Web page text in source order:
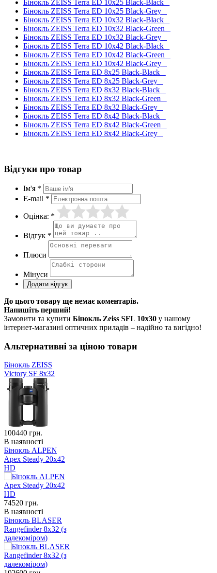
Бінокль ZEISS Terra ED 10x25 Black-Black
Бінокль ZEISS Terra ED 10x25 Black-Grey
Бінокль ZEISS Terra ED 10x32 Black-Black
Бінокль ZEISS Terra ED 10x32 Black-Green
Бінокль ZEISS Terra ED 10x32 Black-Grey
Бінокль ZEISS Terra ED 10x42 Black-Black
Бінокль ZEISS Terra ED 10x42 Black-Green
Бінокль ZEISS Terra ED 10x42 Black-Grey
Бінокль ZEISS Terra ED 8x25 Black-Black
Бінокль ZEISS Terra ED 8x25 Black-Grey
Бінокль ZEISS Terra ED 8x32 Black-Black
Бінокль ZEISS Terra ED 8x32 Black-Green
Бінокль ZEISS Terra ED 8x32 Black-Grey
Бінокль ZEISS Terra ED 8x42 Black-Black
Бінокль ZEISS Terra ED 8x42 Black-Green
Бінокль ZEISS Terra ED 8x42 Black-Grey
Відгуки про товар
Ім'я *
E-mail *
Оцінка: *
Відгук *
Плюси
Мінуси
До цього товару ще немає коментарів.
Напишіть перший!
Замовити та купити Бінокль Zeiss SFL 10x30 у нашому
інтернет-магазині оптичних приладів – надійно та вигідно!
Альтернативні за ціною товари
Бінокль ZEISS
Victory SF 8x32
100440 грн.
В наявності
Бінокль ALPEN
Apex Steady 20x42
HD
74520 грн.
В наявності
Бінокль BLASER
Rangefinder 8x32 (з
далекоміром)